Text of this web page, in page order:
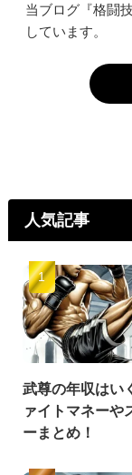
当ブログ『格闘
しています。
人気記事
武尊の年収はい
ァイトマネーや
ーまとめ！